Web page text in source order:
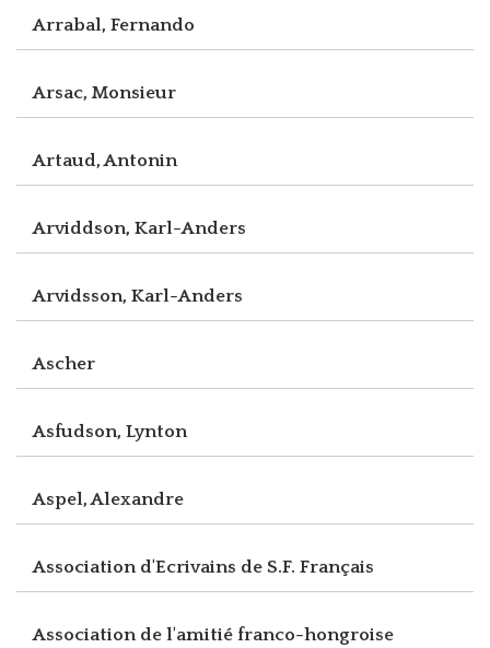
Arrabal, Fernando
Arsac, Monsieur
Artaud, Antonin
Arviddson, Karl-Anders
Arvidsson, Karl-Anders
Ascher
Asfudson, Lynton
Aspel, Alexandre
Association d'Ecrivains de S.F. Français
Association de l'amitié franco-hongroise